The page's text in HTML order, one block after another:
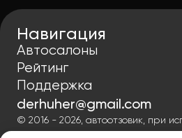
Навигация
Автосалоны
Рейтинг
Поддержка
derhuher@gmail.com
© 2016 - 2026, автоотзовик, при
материалов гиперссылка на